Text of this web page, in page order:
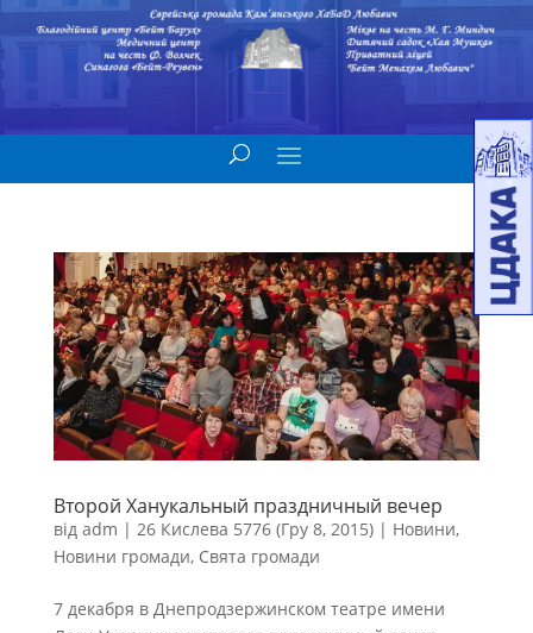
Второй Ханукальный праздничный вечер
від adm | 26 Кислева 5776 (Гру 8, 2015)| Новини,
Новини громади, Свята громади
7 декабря в Днепродзержинском театре имени